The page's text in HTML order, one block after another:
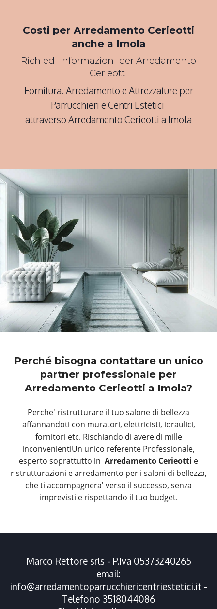
Costi per Arredamento Cerieotti
anche a Imola
Richiedi informazioni per Arredamento
Cerieotti
Fornitura. Arredamento e Attrezzature per
Parrucchieri e Centri Estetici
attraverso Arredamento Cerieotti a Imola
Perché bisogna contattare un unico
partner professionale per
Arredamento Cerieotti a Imola?
Perche' ristrutturare il tuo salone di bellezza
affannandoti con muratori, elettricisti, idraulici,
fornitori etc. Rischiando di avere di mille
inconvenientiUn unico referente Professionale,
esperto soprattutto in Arredamento Cerieotti e
ristrutturazioni e arredamento per i saloni di bellezza,
che ti accompagnera' verso il successo, senza
imprevisti e rispettando il tuo budget.
Marco Rettore srls - P.Iva 05373240265
email:
info@arredamentoparrucchiericentriestetici.it -
Telefono 3518044086